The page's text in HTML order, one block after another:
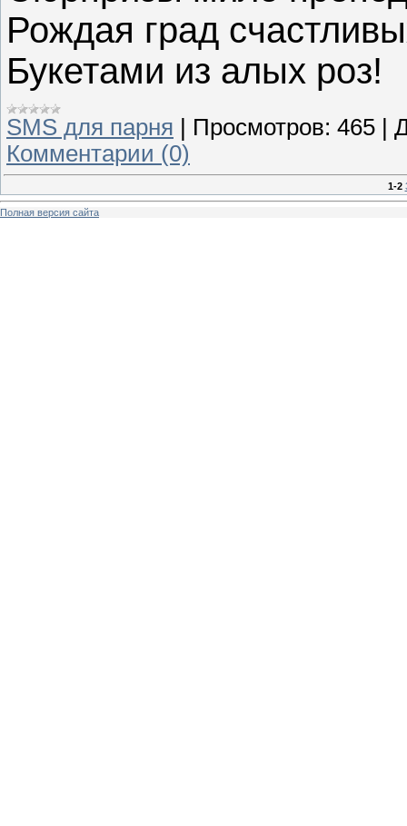
Рождая град
Букетами из алых роз!
SMS для парня Просмотров: 465
Комментарии (0)
1-2
Полная версия сайта